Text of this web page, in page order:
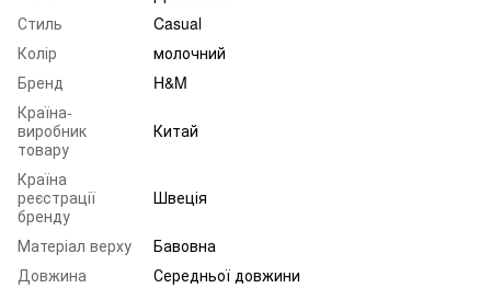
Стиль
Casual
Колір
молочний
Бренд
H&M
Країна-
виробник
товару
Китай
Країна
реєстрації
бренду
Швеція
Матеріал верху
Бавовна
Довжина
Середньої довжини